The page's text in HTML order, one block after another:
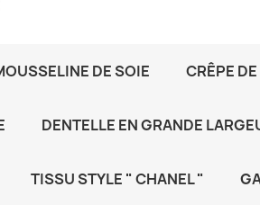
DE SOIE CRÊPE
DENTELLE EN GRANDE
TISSU STYLE " CHANEL "